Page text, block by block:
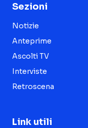
Sezioni
Notizie
Anteprime
Ascolti TV
Interviste
Retroscena
Link utili